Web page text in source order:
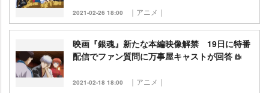
2021-02-26 18:00 ｜アニメ｜
映画『銀魂』新たな本編映像解禁 19日に特番
配信でファン質問に万事屋キャストが回答
2021-02-18 18:00 ｜アニメ｜